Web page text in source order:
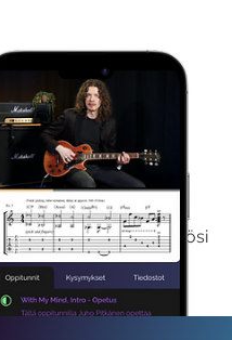
sisältömme käyttöösi